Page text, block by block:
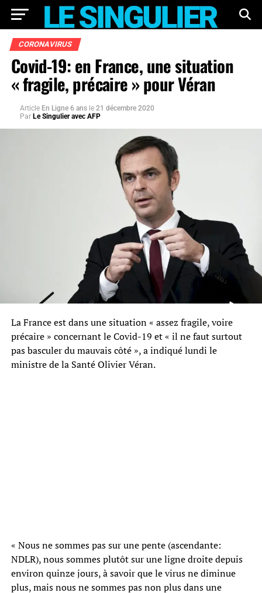
CORONAVIRUS
Covid-19: en France, une situation
« fragile, précaire » pour Véran
Article En Ligne 6 ans le 21 décembre 2020
Par Le Singulier avec AFP
La France est dans une situation « assez fragile, voire
précaire » concernant le Covid-19 et « il ne faut surtout
pas basculer du mauvais côté », a indiqué lundi le
ministre de la Santé Olivier Véran.
« Nous ne sommes pas sur une pente (ascendante:
NDLR), nous sommes plutôt sur une ligne droite depuis
environ quinze jours, à savoir que le virus ne diminue
plus, mais nous ne sommes pas non plus dans une